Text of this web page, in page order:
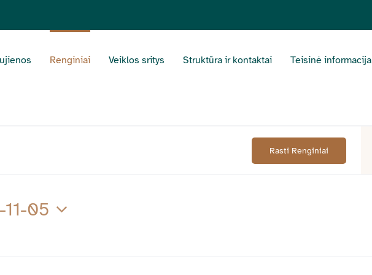
Renginiai Veiklos sritys Struktūra ir kontaktai Teisinė informacija
Rasti Renginiai
05